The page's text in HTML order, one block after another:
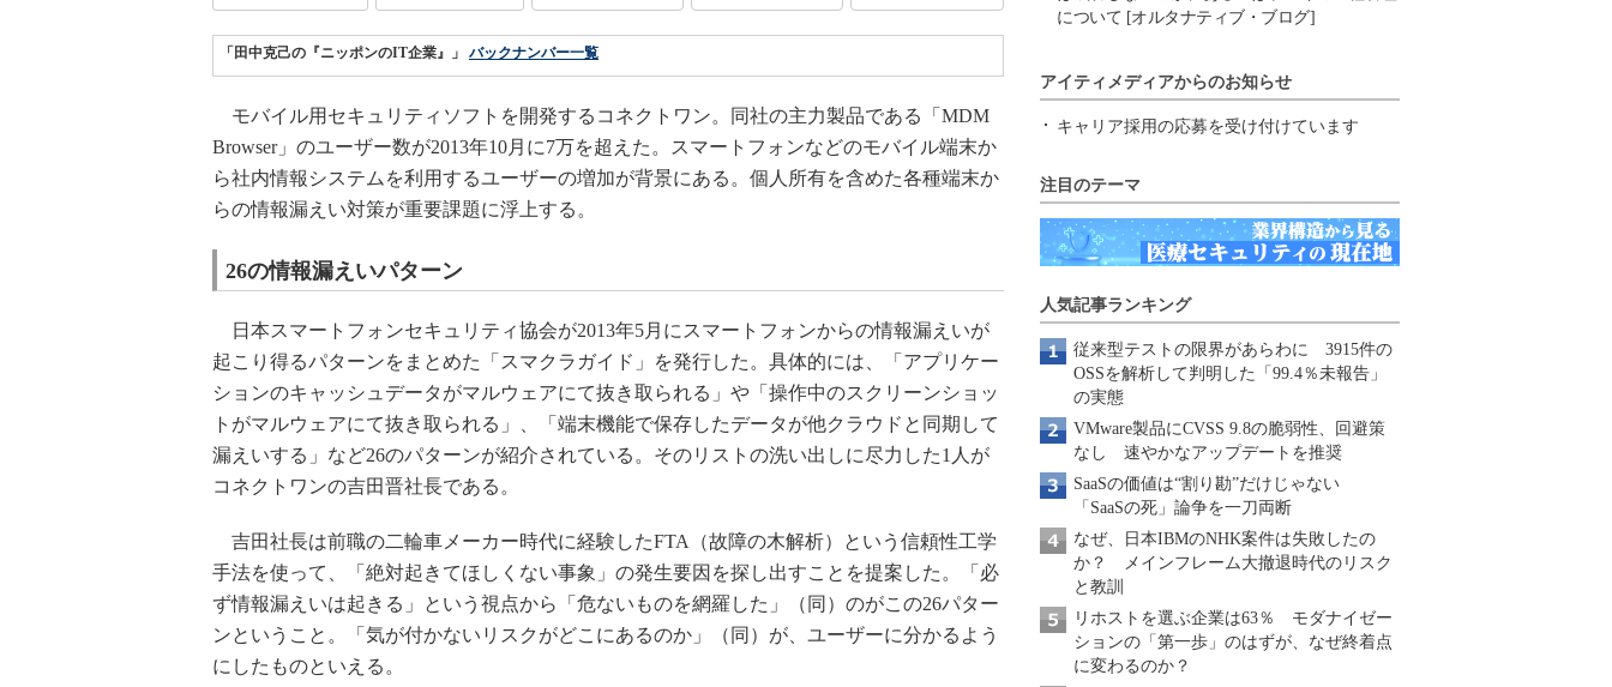
「田中克己の『ニッポンのIT企業』」 バックナンバー一覧
モバイル用セキュリティソフトを開発するコネクトワン。同社の主力製品である「MDM
Browser」のユーザー数が2013年10月に7万を超えた。スマートフォンなどのモバイル端末か
ら社内情報システムを利用するユーザーの増加が背景にある。個人所有を含めた各種端末か
らの情報漏えい対策が重要課題に浮上する。
26の情報漏えいパターン
日本スマートフォンセキュリティ協会が2013年5月にスマートフォンからの情報漏えいが
起こり得るパターンをまとめた「スマクラガイド」を発行した。具体的には、「アプリケー
ションのキャッシュデータがマルウェアにて抜き取られる」や「操作中のスクリーンショッ
トがマルウェアにて抜き取られる」、「端末機能で保存したデータが他クラウドと同期して
漏えいする」など26のパターンが紹介されている。そのリストの洗い出しに尽力した1人が
コネクトワンの吉田晋社長である。
吉田社長は前職の二輪車メーカー時代に経験したFTA（故障の木解析）という信頼性工学
手法を使って、「絶対起きてほしくない事象」の発生要因を探し出すことを提案した。「必
ず情報漏えいは起きる」という視点から「危ないものを網羅した」（同）のがこの26パター
ンということ。「気が付かないリスクがどこにあるのか」（同）が、ユーザーに分かるよう
にしたものといえる。
について [オルタナティブ・ブログ]
アイティメディアからのお知らせ
キャリア採用の応募を受け付けています
注目のテーマ
人気記事ランキング
従来型テストの限界があらわに 3915件の
OSSを解析して判明した「99.4％未報告」
の実態
VMware製品にCVSS 9.8の脆弱性、回避策
なし 速やかなアップデートを推奨
SaaSの価値は“割り勘”だけじゃない
「SaaSの死」論争を一刀両断
なぜ、日本IBMのNHK案件は失敗したの
か？ メインフレーム大撤退時代のリスク
と教訓
リホストを選ぶ企業は63％ モダナイゼー
ションの「第一歩」のはずが、なぜ終着点
に変わるのか？